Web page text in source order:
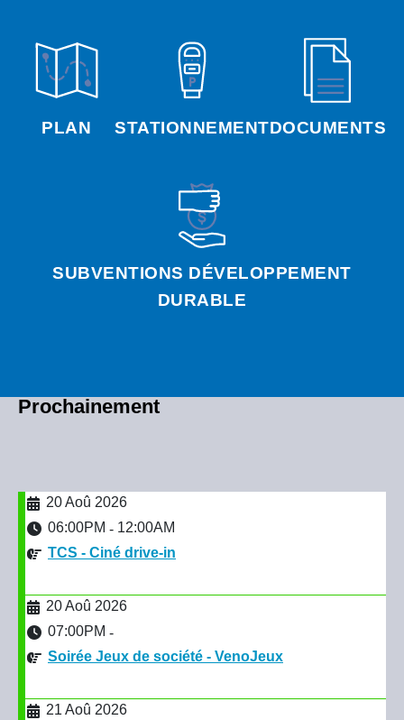
PLAN STATIONNEMENTDOCUMENTS
SUBVENTIONS DÉVELOPPEMENT
DURABLE
Prochainement
20 Aoû 2026
06:00PM - 12:00AM
TCS - Ciné drive-in
20 Aoû 2026
07:00PM -
Soirée Jeux de société - VenoJeux
21 Aoû 2026